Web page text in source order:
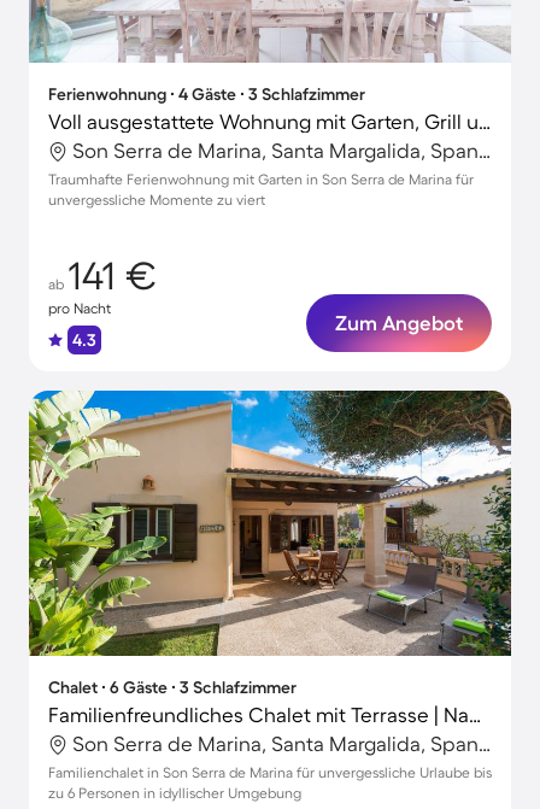
Ferienwohnung ∙ 4 Gäste ∙ 3 Schlafzimmer
Voll ausgestattete Wohnung mit Garten, Grill und Terrasse | Strandblick | Neben dem Strand
Son Serra de Marina, Santa Margalida, Spanien
Traumhafte Ferienwohnung mit Garten in Son Serra de Marina für
unvergessliche Momente zu viert
ab 141 €
pro Nacht
4.3
Zum Angebot
Chalet ∙ 6 Gäste ∙ 3 Schlafzimmer
Familienfreundliches Chalet mit Terrasse | Nah am Strand
Son Serra de Marina, Santa Margalida, Spanien
Familienchalet in Son Serra de Marina für unvergessliche Urlaube bis
zu 6 Personen in idyllischer Umgebung